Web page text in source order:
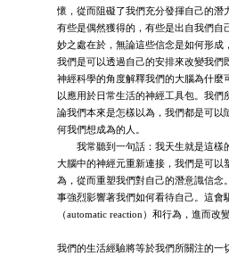
懷，從而阻礙了我們充分發揮自己的潛
有些是偶然獲得的，有些是出自我們自
妙之處在於，無論這些信念是如何形成
我們是可以透過自己的安排來改變我們
神經科學的角度解釋我們的大腦為什麼
以應用於日常生活的神經工具包。我們
論我們本來是怎樣以為，我們都是可以
何我們想成為的人。
我常聽到一句話：我天生就是這樣
大腦中的神經元重新連接，我們是可以
為，從而重塑我們對自己的潛意識信念
事強烈影響著我們如何看待自己。這會
（automatic reaction）和行為，進而改
我們的生活經驗將等於我們所關注的一